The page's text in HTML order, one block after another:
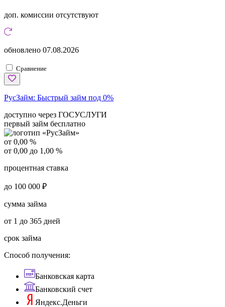
доп. комиссии отсутствуют
обновлено 07.08.2026
Сравнение
РусЗайм: Быстрый займ под 0%
доступно через ГОСУСЛУГИ
первый займ бесплатно
от 0,00 %
от 0,00 до 1,00 %
процентная ставка
до 100 000 ₽
сумма займа
от 1 до 365 дней
срок займа
Способ получения:
Банковская карта
Банковский счет
Яндекс.Деньги